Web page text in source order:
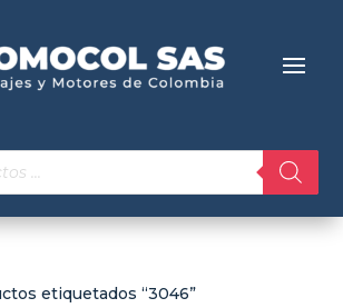
etiquetados “3046”